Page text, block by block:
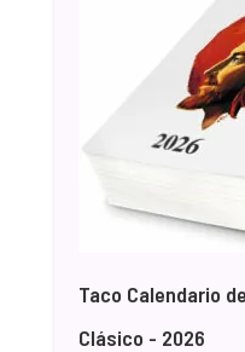
Taco Calendario
Clásico - 2026